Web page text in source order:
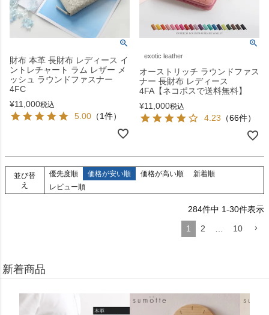
財布 本革 長財布 レディース イ
ントレチャート ラム レザー メ
ッシュ ラウンドファスナー
4FC
¥11,000税込
5.00 （1件）
exotic leather
オーストリッチ ラウンドファス
ナー 長財布 レディース
4FA【ネコポスで送料無料】
¥11,000税込
4.23 （66件）
並び替
え
優先度順 価格が安い順 価格が高い順
新着順
レビュー順
284件中 1-30件表示
1
2 10
新着商品